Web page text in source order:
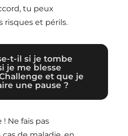
tu peux
risques et périls.
t-il si je tombe
je me blesse
et que je
une pause ?
! Ne fais pas